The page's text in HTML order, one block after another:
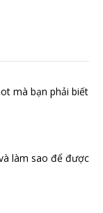
mà bạn phải biết
làm sao để được